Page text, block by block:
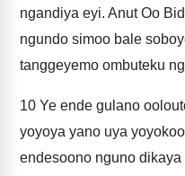
ngandiya eyi. Anut Oo
ngundo simoo bale
tanggeyemo ombuteku
10 Ye ende gulano
yoyoya yano uya
endesoono nguno